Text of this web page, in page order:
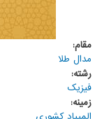
مقام:
مدال طلا
رشته:
فیزیک
زمینه: